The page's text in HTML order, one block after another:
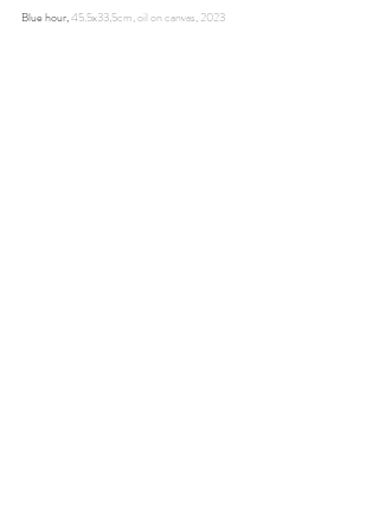
Blue hour, 45.5x33,5cm, oil on canvas, 2023